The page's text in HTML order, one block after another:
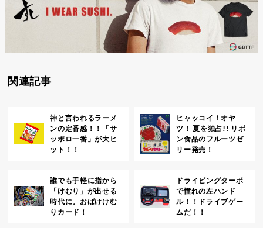
関連記事
神と言われるラーメ
ンの定番感！！「サ
ッポロ一番」が大ヒ
ット！！
ヒャッコイ！オヤ
ツ！ 夏を独占!! リボ
ン食品のフルーツゼ
リー発売！
誰でも手軽に指から
「けむり」が出せる
時代に。おばけけむ
りカード！
ドライビングターボ
で憧れの左ハンド
ル！！ドライブゲー
ムだ！！